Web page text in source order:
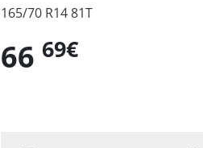
165/70 R14 81T
66 69€